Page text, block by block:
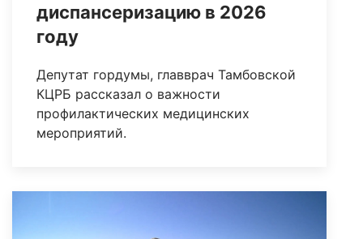
диспансеризацию в 2026
году
Депутат гордумы, главврач Тамбовской
КЦРБ рассказал о важности
профилактических медицинских
мероприятий.